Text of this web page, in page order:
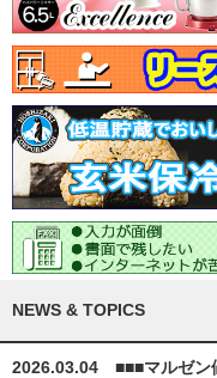
NEWS & TOPICS
2026.03.04 ■■■マルゼン